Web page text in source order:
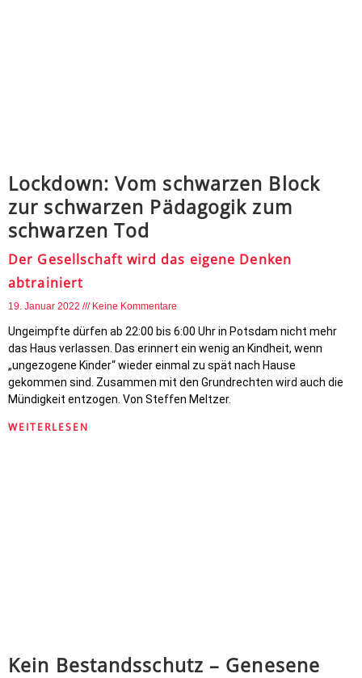
Lockdown: Vom schwarzen Block
zur schwarzen Pädagogik zum
schwarzen Tod
Der Gesellschaft wird das eigene Denken
abtrainiert
19. Januar 2022 Keine Kommentare
Ungeimpfte dürfen ab 22:00 bis 6:00 Uhr in Potsdam nicht mehr
das Haus verlassen. Das erinnert ein wenig an Kindheit, wenn
„ungezogene Kinder“ wieder einmal zu spät nach Hause
gekommen sind. Zusammen mit den Grundrechten wird auch die
Mündigkeit entzogen. Von Steffen Meltzer.
WEITERLESEN
Kein Bestandsschutz – Genesene